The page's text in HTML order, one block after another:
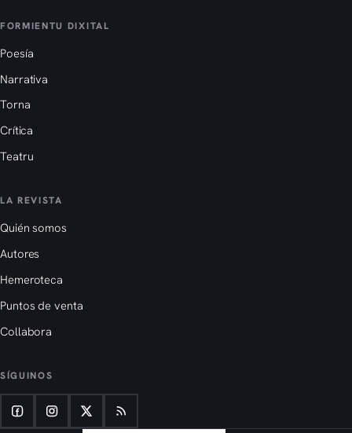
FORMIENTU DIXITAL
Poesía
Narrativa
Torna
Crítica
Teatru
LA REVISTA
Quién somos
Autores
Hemeroteca
Puntos de venta
Collabora
SÍGUINOS